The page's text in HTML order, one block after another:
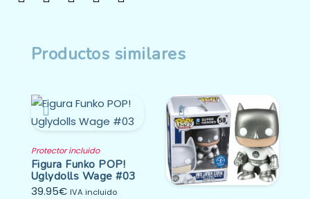
Productos similares
Protector incluido
Figura Funko POP!
Uglydolls Wage #03
39.95€ IVA incluido